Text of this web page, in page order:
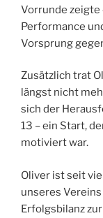
Vorrunde zeigte
Performance
Vorsprung
Zusätzlich trat
längst nicht
sich der
13 – ein Start,
motiviert war.
Oliver ist seit
unseres
Erfolgsbilanz